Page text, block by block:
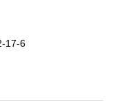
17-6